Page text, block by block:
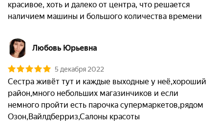
красивое, хоть и далеко от центра, что решается
наличием машины и большого количества времени
Любовь Юрьевна
5 декабря 2022
Сестра живёт тут и каждые выходные у неё,хороший
район,много небольших магазинчиков и если
немного пройти есть парочка супермаркетов,рядом
Озон,Вайлдберриз,Салоны красоты